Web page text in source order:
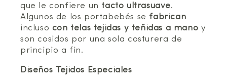
que le confiere un tacto ultrasuave.
Algunos de los portabebés se fabrican
incluso con telas tejidas y teñidas a mano y
son cosidos por una sola costurera de
principio a fin.
Diseños Tejidos Especiales